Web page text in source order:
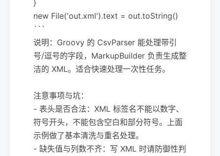
}
new File('out.xml').text = out.toString()
```
说明：Groovy 的 CsvParser 能处理带引
号/逗号的字段，MarkupBuilder 负责生成整
洁的 XML。适合快速处理一次性任务。
注意事项与坑：
- 表头是否合法：XML 标签名不能以数字、
符号开头，不能包含空白和部分符号。上面
示例做了基本清洗与重名处理。
- 缺失值与列数不齐：写 XML 时请防御性判